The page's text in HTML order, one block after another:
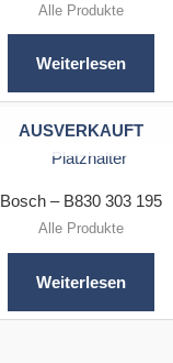
Alle Produkte
Weiterlesen
AUSVERKAUFT
Bosch – B830 303 195
Alle Produkte
Weiterlesen